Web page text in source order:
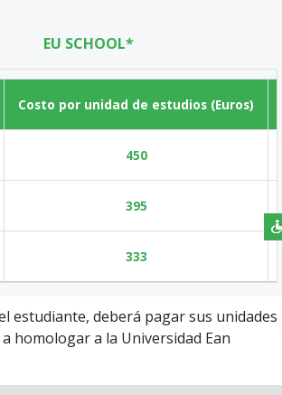
EU SCHOOL*
Costo por unidad de estudios (Euros)
450
395
333
estudiante, deberá pagar sus unidades
homologar a la Universidad Ean